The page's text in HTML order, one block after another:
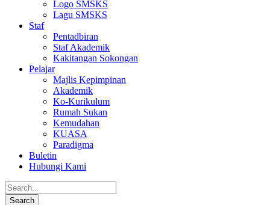
Logo SMSKS
Lagu SMSKS
Staf
Pentadbiran
Staf Akademik
Kakitangan Sokongan
Pelajar
Majlis Kepimpinan
Akademik
Ko-Kurikulum
Rumah Sukan
Kemudahan
KUASA
Paradigma
Buletin
Hubungi Kami